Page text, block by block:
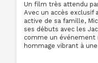
Un film très attendu
Avec un accès exclusif
active de sa famille,
ses débuts avec les
comme un événement
hommage vibrant à